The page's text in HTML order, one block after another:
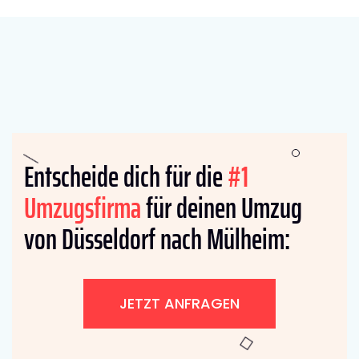
Entscheide dich für die#1
Umzugsfirmafür deinen Umzug
von Düsseldorf nach Mülheim:
JETZT ANFRAGEN